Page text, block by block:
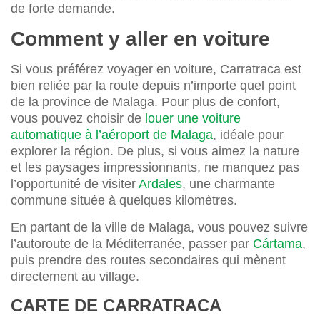
de forte demande.
Comment y aller en voiture
Si vous préférez voyager en voiture, Carratraca est
bien reliée par la route depuis n’importe quel point
de la province de Malaga. Pour plus de confort,
vous pouvez choisir de louer une voiture
automatique à l’aéroport de Malaga, idéale pour
explorer la région. De plus, si vous aimez la nature
et les paysages impressionnants, ne manquez pas
l’opportunité de visiter Ardales, une charmante
commune située à quelques kilomètres.
En partant de la ville de Malaga, vous pouvez suivre
l’autoroute de la Méditerranée, passer par Cártama,
puis prendre des routes secondaires qui mènent
directement au village.
CARTE DE CARRATRACA